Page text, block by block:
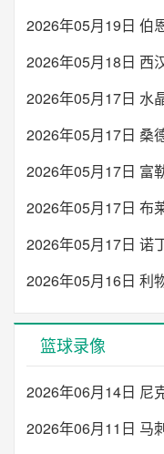
篮球录像